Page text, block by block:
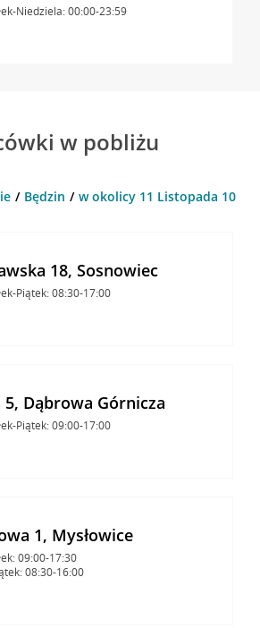
Niedziela: 00:00-23:59
w pobliżu
Będzin w okolicy 11 Listopada 10 ,
18, Sosnowiec
Piątek: 08:30-17:00
5, Dąbrowa Górnicza
Piątek: 09:00-17:00
1, Mysłowice
09:00-17:30
08:30-16:00